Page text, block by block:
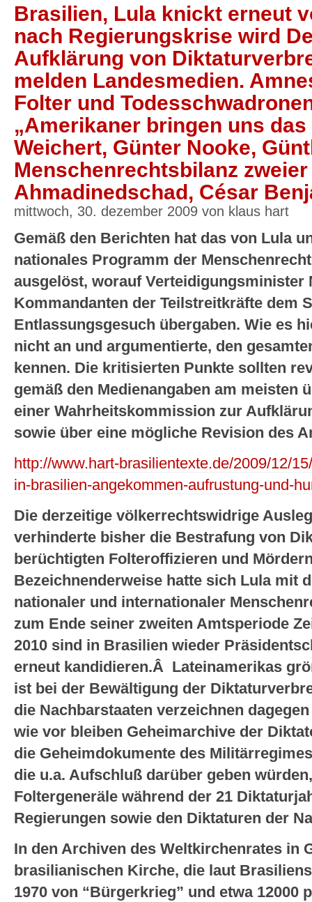
Brasilien, Lula knickt erneut
nach Regierungskrise wird
Aufklärung von
melden Landesmedien.
Folter und
„Amerikaner bringen uns
Weichert, Günter Nooke,
Menschenrechtsbilanz
Ahmadinedschad, César
mittwoch, 30. dezember 2009 von klaus hart
Gemäß den Berichten hat das von Lula
nationales Programm der
ausgelöst, worauf Verteidigungsminister
Kommandanten der Teilstreitkräfte dem
Entlassungsgesuch übergaben. Wie es
nicht an und argumentierte, den
kennen. Die kritisierten Punkte sollten
gemäß den Medienangaben am meisten
einer Wahrheitskommission zur
sowie über eine mögliche Revision des
http://www.hart-brasilientexte.de/2009/12/
in-brasilien-angekommen-aufrustung-und-
Die derzeitige völkerrechtswidrige
verhinderte bisher die Bestrafung von
berüchtigten Folteroffizieren und
Bezeichnenderweise hatte sich Lula mit
nationaler und internationaler
zum Ende seiner zweiten Amtsperiode
2010 sind in Brasilien wieder
erneut kandidieren.Â Lateinamerikas
ist bei der Bewältigung der
die Nachbarstaaten verzeichnen
wie vor bleiben Geheimarchive der
die Geheimdokumente des
die u.a. Aufschluß darüber geben
Foltergeneräle während der 21
Regierungen sowie den Diktaturen der
In den Archiven des Weltkirchenrates in
brasilianischen Kirche, die laut
1970 von “Bürgerkrieg” und etwa 12000